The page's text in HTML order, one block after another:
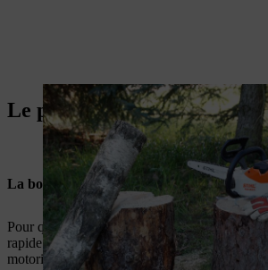
Le pouvoir du bricolage
La bonne tronçonneuse
Pour que la fabrication de vos décorations de
rapide et amusante, nous vous
motorisé, l'incontournable tronçonneuse.